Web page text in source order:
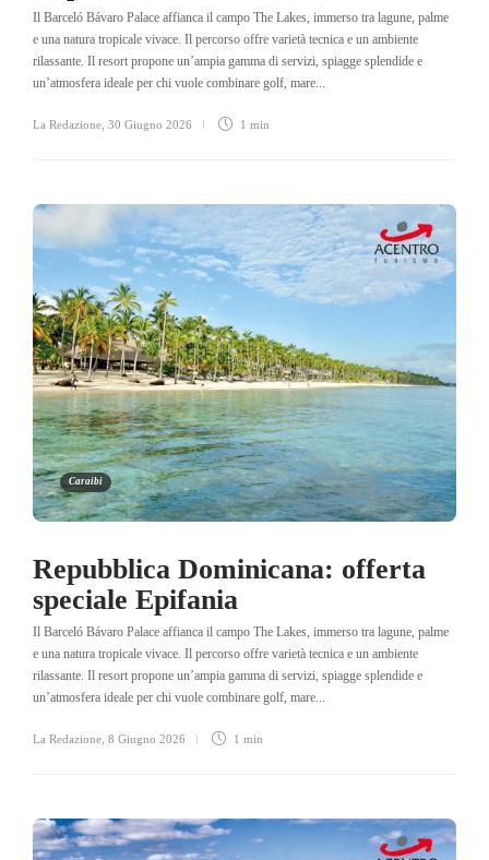
Il Barceló Bávaro Palace affianca il campo The Lakes, immerso tra lagune, palme
e una natura tropicale vivace. Il percorso offre varietà tecnica e un ambiente
rilassante. Il resort propone un’ampia gamma di servizi, spiagge splendide e
un’atmosfera ideale per chi vuole combinare golf, mare...
La Redazione 30 Giugno 2026 1 min
Caraibi
Repubblica Dominicana: offerta
speciale Epifania
Il Barceló Bávaro Palace affianca il campo The Lakes, immerso tra lagune, palme
e una natura tropicale vivace. Il percorso offre varietà tecnica e un ambiente
rilassante. Il resort propone un’ampia gamma di servizi, spiagge splendide e
un’atmosfera ideale per chi vuole combinare golf, mare...
La Redazione 8 Giugno 2026 1 min